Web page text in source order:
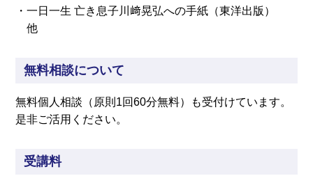
・一日一生 亡き息子川﨑晃弘への手紙（東洋出版）
他
無料相談について
無料個人相談（原則1回60分無料）も受付けています。
是非ご活用ください。
受講料